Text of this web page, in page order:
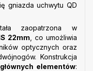
gniazda uchwytu QD
zaopatrzona w
22mm , co umożliwia
optycznych oraz
Konstrukcja
elementów: